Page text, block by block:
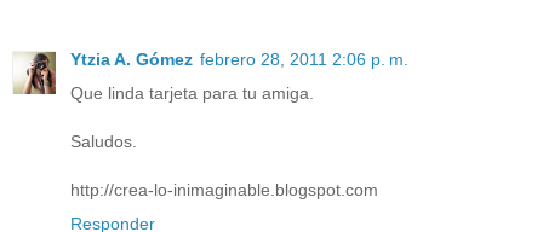
Ytzia A. Gómez febrero 28, 2011 2:06 p. m.
Que linda tarjeta para tu amiga.
Saludos.
http://crea-lo-inimaginable.blogspot.com
Responder